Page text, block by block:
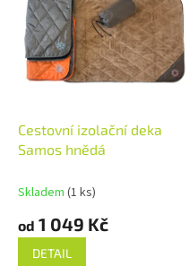
Cestovní izolační deka
Samos hnědá
Skladem (1 ks)
od 1 049 Kč
DETAIL